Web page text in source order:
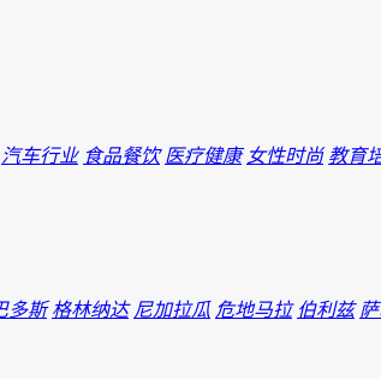
汽车行业 食品餐饮 医疗健康 女性时尚 教育
多斯 格林纳达 尼加拉瓜 危地马拉 伯利兹